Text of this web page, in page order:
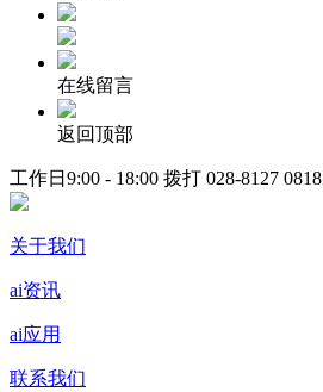
在线留言
返回顶部
工作日9:00 - 18:00 拨打 028-8127 0818
关于我们
ai资讯
ai应用
联系我们